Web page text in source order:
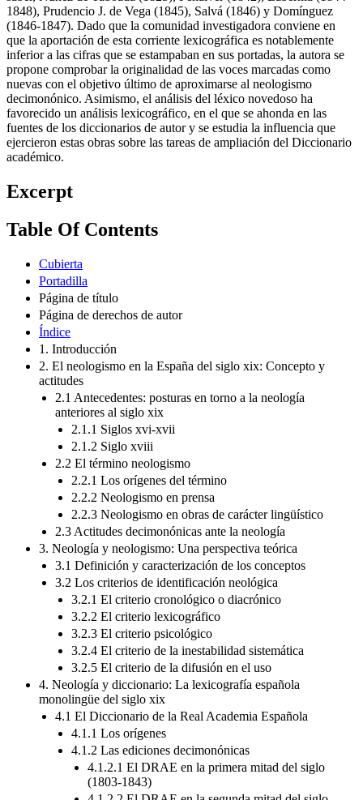
1848), Prudencio J. de Vega (1845), Salvá (1846) y Domínguez
(1846-1847). Dado que la comunidad investigadora conviene en
que la aportación de esta corriente lexicográfica es notablemente
inferior a las cifras que se estampaban en sus portadas, la autora se
propone comprobar la originalidad de las voces marcadas como
nuevas con el objetivo último de aproximarse al neologismo
decimonónico. Asimismo, el análisis del léxico novedoso ha
favorecido un análisis lexicográfico, en el que se ahonda en las
fuentes de los diccionarios de autor y se estudia la influencia que
ejercieron estas obras sobre las tareas de ampliación del Diccionario
académico.
Excerpt
Table Of Contents
Cubierta
Portadilla
Página de título
Página de derechos de autor
Índice
1. Introducción
2. El neologismo en la España del siglo xix: Concepto y
actitudes
2.1 Antecedentes: posturas en torno a la neología
anteriores al siglo xix
2.1.1 Siglos xvi-xvii
2.1.2 Siglo xviii
2.2 El término neologismo
2.2.1 Los orígenes del término
2.2.2 Neologismo en prensa
2.2.3 Neologismo en obras de carácter lingüístico
2.3 Actitudes decimonónicas ante la neología
3. Neología y neologismo: Una perspectiva teórica
3.1 Definición y caracterización de los conceptos
3.2 Los criterios de identificación neológica
3.2.1 El criterio cronológico o diacrónico
3.2.2 El criterio lexicográfico
3.2.3 El criterio psicológico
3.2.4 El criterio de la inestabilidad sistemática
3.2.5 El criterio de la difusión en el uso
4. Neología y diccionario: La lexicografía española
monolingüe del siglo xix
4.1 El Diccionario de la Real Academia Española
4.1.1 Los orígenes
4.1.2 Las ediciones decimonónicas
4.1.2.1 El DRAE en la primera mitad del siglo
(1803-1843)